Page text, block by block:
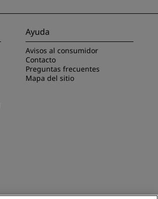
Ayuda
Avisos al consumidor
Contacto
Preguntas frecuentes
Mapa del sitio